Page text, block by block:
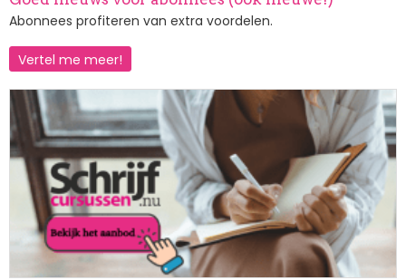
Abonnees profiteren van extra voordelen.
Vertel me meer!
Afbeelding